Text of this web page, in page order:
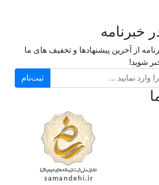
از آخرین پیشنهادها و تخفیف های ما
شوید!
ثبت‌نام